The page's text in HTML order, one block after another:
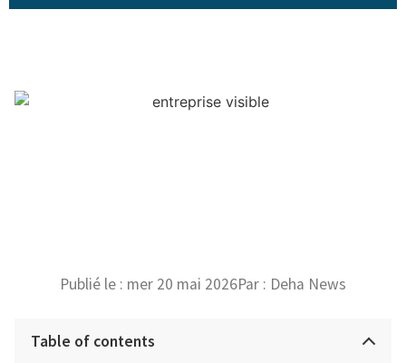
Publié le : mer 20 mai 2026Par : Deha News
Table of contents